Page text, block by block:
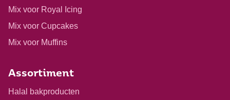
Mix voor Royal Icing
Mix voor Cupcakes
Mix voor Muffins
Assortiment
Halal bakproducten